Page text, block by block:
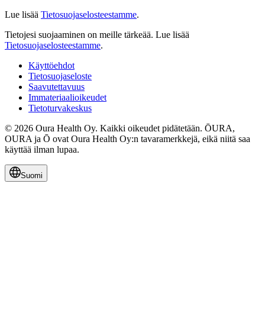
Lue lisää Tietosuojaselosteestamme.
Tietojesi suojaaminen on meille tärkeää. Lue lisää
Tietosuojaselosteestamme.
Käyttöehdot
Tietosuojaseloste
Saavutettavuus
Immateriaalioikeudet
Tietoturvakeskus
© 2026 Oura Health Oy. Kaikki oikeudet pidätetään. ŌURA,
OURA ja Ō ovat Oura Health Oy:n tavaramerkkejä, eikä niitä saa
käyttää ilman lupaa.
Suomi